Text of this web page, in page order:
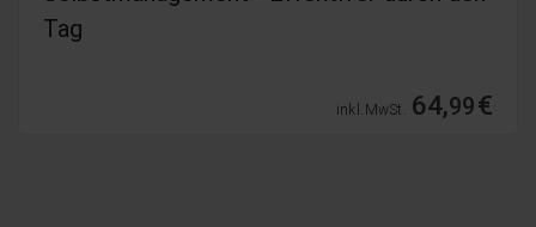
Tag
inkl. MwSt. 64,99€